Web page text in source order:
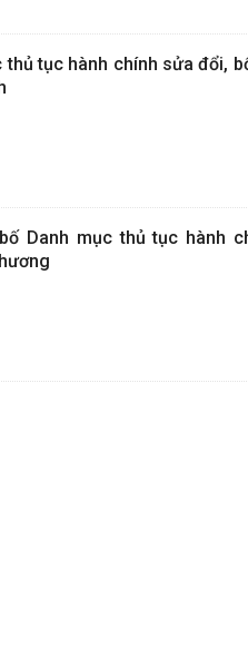
tục hành chính sửa đổi,
Danh mục thủ tục hành